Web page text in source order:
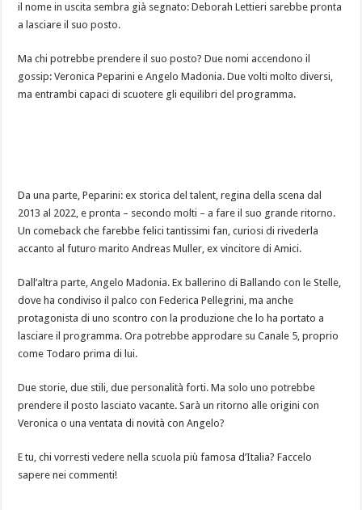
il nome in uscita sembra già segnato: Deborah Lettieri sarebbe pronta
a lasciare il suo posto.
Ma chi potrebbe prendere il suo posto? Due nomi accendono il
gossip: Veronica Peparini e Angelo Madonia. Due volti molto diversi,
ma entrambi capaci di scuotere gli equilibri del programma.
Da una parte, Peparini: ex storica del talent, regina della scena dal
2013 al 2022, e pronta – secondo molti – a fare il suo grande ritorno.
Un comeback che farebbe felici tantissimi fan, curiosi di rivederla
accanto al futuro marito Andreas Muller, ex vincitore di Amici.
Dall’altra parte, Angelo Madonia. Ex ballerino di Ballando con le Stelle,
dove ha condiviso il palco con Federica Pellegrini, ma anche
protagonista di uno scontro con la produzione che lo ha portato a
lasciare il programma. Ora potrebbe approdare su Canale 5, proprio
come Todaro prima di lui.
Due storie, due stili, due personalità forti. Ma solo uno potrebbe
prendere il posto lasciato vacante. Sarà un ritorno alle origini con
Veronica o una ventata di novità con Angelo?
E tu, chi vorresti vedere nella scuola più famosa d’Italia? Faccelo
sapere nei commenti!